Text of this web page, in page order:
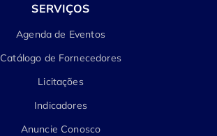
SERVIÇOS
Agenda de Eventos
Catálogo de Fornecedores
Licitações
Indicadores
Anuncie Conosco